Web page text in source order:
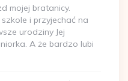
mojej bratanicy.
i przyjechać na
urodziny Jej
A że bardzo lubi